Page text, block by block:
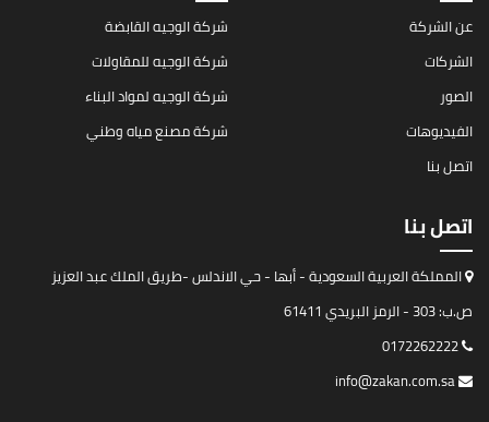
عن الشركة
الشركات
الصور
الفيديوهات
اتصل بنا
شركة الوجيه القابضة
شركة الوجيه للمقاولات
شركة الوجيه لمواد البناء
شركة مصنع مياه وطني
اتصل بنا
المملكة العربية السعودية - أبها - حي الاندلس -طريق الملك عبد العزيز
ص.ب: 303 - الرمز البريدي 61411